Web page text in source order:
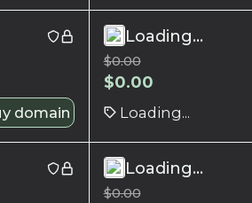
domain
Loading...
$0.00
$0.00
Loading...
Loading...
$0.00